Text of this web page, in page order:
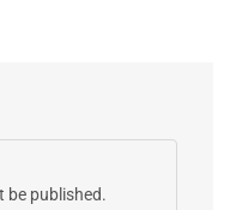
be published.